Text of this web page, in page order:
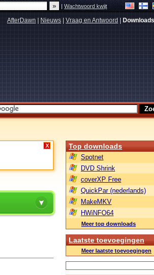
|Wachtwoord kwijt
AfterDawn Nieuws Vraag en Antwoord Downloads
X Top downloads
Spotnet
DVD Shrink
coverXP Free
QuickPar (nederlands)
MakeMKV
HWiNFO64
Meer top downloads
Laatste toevoegingen
Meer laatste toevoegingen